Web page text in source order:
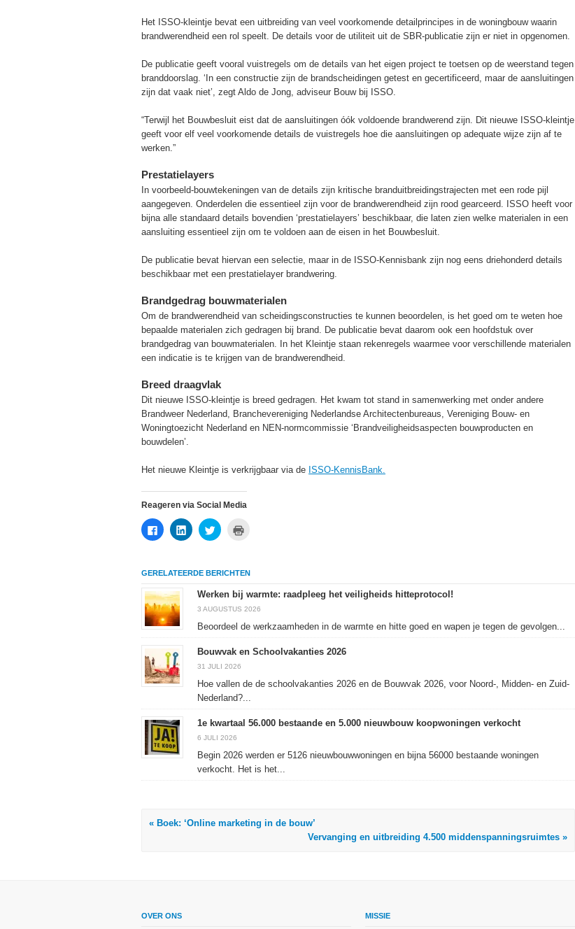
Het ISSO-kleintje bevat een uitbreiding van veel voorkomende detailprincipes in de woningbouw waarin
brandwerendheid een rol speelt. De details voor de utiliteit uit de SBR-publicatie zijn er niet in opgenomen.
De publicatie geeft vooral vuistregels om de details van het eigen project te toetsen op de weerstand tegen
branddoorslag. ‘In een constructie zijn de brandscheidingen getest en gecertificeerd, maar de aansluitingen
zijn dat vaak niet’, zegt Aldo de Jong, adviseur Bouw bij ISSO.
“Terwijl het Bouwbesluit eist dat de aansluitingen óók voldoende brandwerend zijn. Dit nieuwe ISSO-kleintje
geeft voor elf veel voorkomende details de vuistregels hoe die aansluitingen op adequate wijze zijn af te
werken.”
Prestatielayers
In voorbeeld-bouwtekeningen van de details zijn kritische branduitbreidingstrajecten met een rode pijl
aangegeven. Onderdelen die essentieel zijn voor de brandwerendheid zijn rood gearceerd. ISSO heeft voor
bijna alle standaard details bovendien ‘prestatielayers’ beschikbaar, die laten zien welke materialen in een
aansluiting essentieel zijn om te voldoen aan de eisen in het Bouwbesluit.
De publicatie bevat hiervan een selectie, maar in de ISSO-Kennisbank zijn nog eens driehonderd details
beschikbaar met een prestatielayer brandwering.
Brandgedrag bouwmaterialen
Om de brandwerendheid van scheidingsconstructies te kunnen beoordelen, is het goed om te weten hoe
bepaalde materialen zich gedragen bij brand. De publicatie bevat daarom ook een hoofdstuk over
brandgedrag van bouwmaterialen. In het Kleintje staan rekenregels waarmee voor verschillende materialen
een indicatie is te krijgen van de brandwerendheid.
Breed draagvlak
Dit nieuwe ISSO-kleintje is breed gedragen. Het kwam tot stand in samenwerking met onder andere
Brandweer Nederland, Branchevereniging Nederlandse Architectenbureaus, Vereniging Bouw- en
Woningtoezicht Nederland en NEN-normcommissie ‘Brandveiligheidsaspecten bouwproducten en
bouwdelen’.
Het nieuwe Kleintje is verkrijgbaar via de ISSO-KennisBank.
Reageren via Social Media
Klik
om
Facebook
(Wordt
een
nieuw
venster
geopend)
Klik
om
delen
(Wordt
een
venster
Klik
om
Twitter
(Wordt
een
venster
(Wordt
in
nieuw
geopend)
GERELATEERDE BERICHTEN
Werken bij warmte: raadpleeg het veiligheids hitteprotocol!
3 AUGUSTUS 2026
Beoordeel de werkzaamheden in de warmte en hitte goed en wapen je tegen de gevolgen...
Bouwvak en Schoolvakanties 2026
31 JULI 2026
Hoe vallen de de schoolvakanties 2026 en de Bouwvak 2026, voor Noord-, Midden- en Zuid-
Nederland?...
1e kwartaal 56.000 bestaande en 5.000 nieuwbouw koopwoningen verkocht
6 JULI 2026
Begin 2026 werden er 5126 nieuwbouwwoningen en bijna 56000 bestaande woningen
verkocht. Het is het...
« Boek: ‘Online marketing in de bouw’
Vervanging en uitbreiding 4.500 middenspanningsruimtes »
OVER ONS MISSIE